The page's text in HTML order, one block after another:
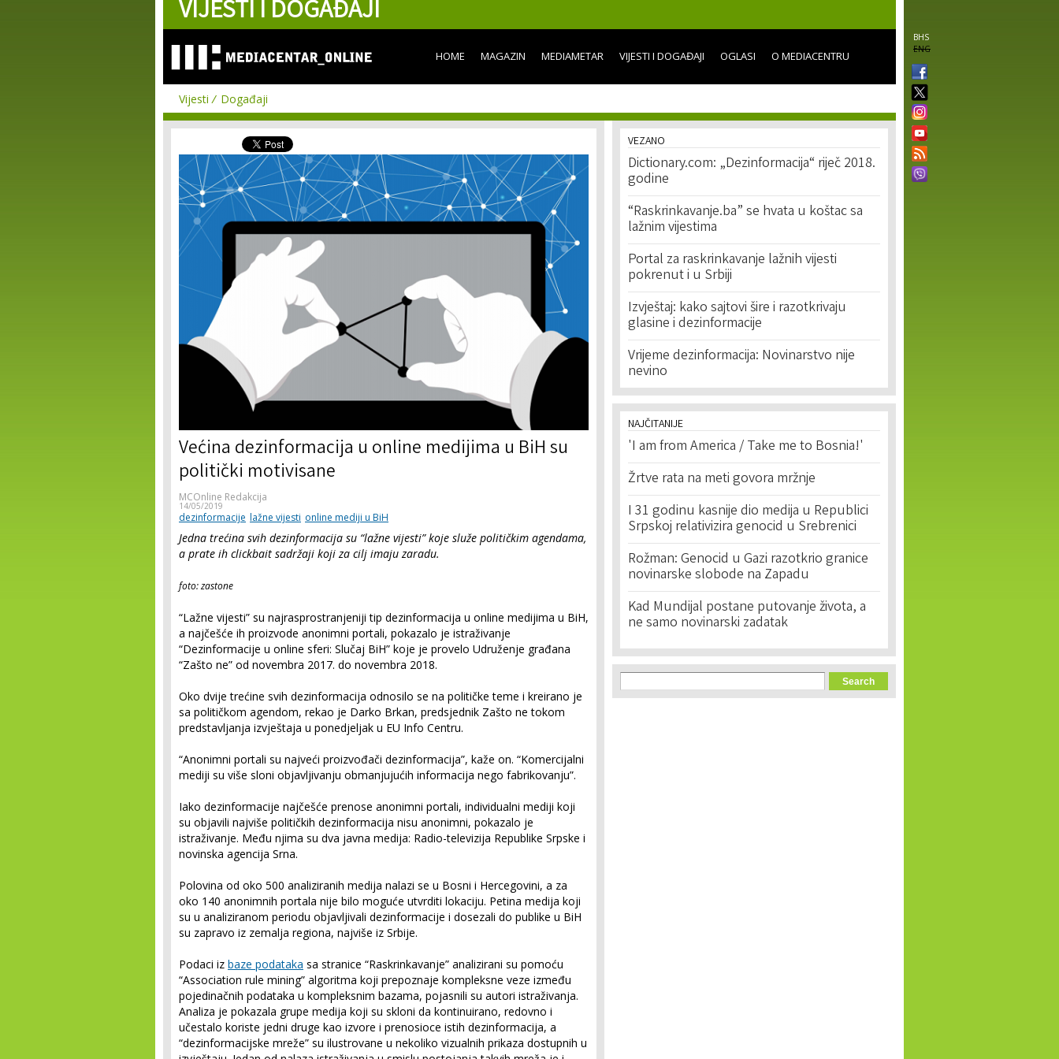
content
VIJESTI I DOGAĐAJI
BHS
ENG
HOME MAGAZIN MEDIAMETAR VIJESTI I DOGAĐAJI OGLASI O MEDIACENTRU
Vijesti Događaji
Većina dezinformacija u online medijima u BiH su
politički motivisane
MCOnline Redakcija
14/05/2019
dezinformacije lažne vijesti online mediji u BiH
Jedna trećina svih dezinformacija su “lažne vijesti” koje služe političkim agendama,
a prate ih clickbait sadržaji koji za cilj imaju zaradu.
foto: zastone
“Lažne vijesti” su najrasprostranjeniji tip dezinformacija u online medijima u BiH,
a najčešće ih proizvode anonimni portali, pokazalo je istraživanje
“Dezinformacije u online sferi: Slučaj BiH” koje je provelo Udruženje građana
“Zašto ne” od novembra 2017. do novembra 2018.
Oko dvije trećine svih dezinformacija odnosilo se na političke teme i kreirano je
sa političkom agendom, rekao je Darko Brkan, predsjednik Zašto ne tokom
predstavljanja izvještaja u ponedjeljak u EU Info Centru.
“Anonimni portali su najveći proizvođači dezinformacija”, kaže on. “Komercijalni
mediji su više sloni objavljivanju obmanjujućih informacija nego fabrikovanju”.
Iako dezinformacije najčešće prenose anonimni portali, individualni mediji koji
su objavili najviše političkih dezinformacija nisu anonimni, pokazalo je
istraživanje. Među njima su dva javna medija: Radio-televizija Republike Srpske i
novinska agencija Srna.
Polovina od oko 500 analiziranih medija nalazi se u Bosni i Hercegovini, a za
oko 140 anonimnih portala nije bilo moguće utvrditi lokaciju. Petina medija koji
su u analiziranom periodu objavljivali dezinformacije i dosezali do publike u BiH
su zapravo iz zemalja regiona, najviše iz Srbije.
Podaci iz baze podataka sa stranice “Raskrinkavanje” analizirani su pomoću
“Association rule mining” algoritma koji prepoznaje kompleksne veze između
pojedinačnih podataka u kompleksnim bazama, pojasnili su autori istraživanja.
Analiza je pokazala grupe medija koji su skloni da kontinuirano, redovno i
učestalo koriste jedni druge kao izvore i prenosioce istih dezinformacija, a
“dezinformacijske mreže” su ilustrovane u nekoliko vizualnih prikaza dostupnih u
VEZANO
Dictionary.com: „Dezinformacija“ riječ 2018.
godine
“Raskrinkavanje.ba” se hvata u koštac sa
lažnim vijestima
Portal za raskrinkavanje lažnih vijesti
pokrenut i u Srbiji
Izvještaj: kako sajtovi šire i razotkrivaju
glasine i dezinformacije
Vrijeme dezinformacija: Novinarstvo nije
nevino
NAJČITANIJE
'I am from America / Take me to Bosnia!'
Žrtve rata na meti govora mržnje
I 31 godinu kasnije dio medija u Republici
Srpskoj relativizira genocid u Srebrenici
Rožman: Genocid u Gazi razotkrio granice
novinarske slobode na Zapadu
Kad Mundijal postane putovanje života, a
ne samo novinarski zadatak
Search form
Search